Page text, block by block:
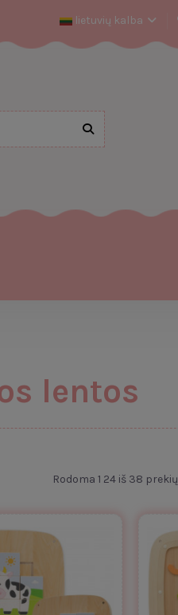
lietuvių kalba
lentos
Rodoma 1 24 iš 38 prekių